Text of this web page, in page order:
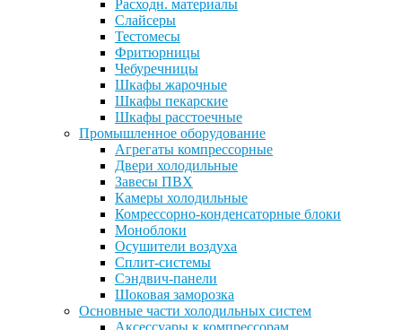
Расходн. материалы
Слайсеры
Тестомесы
Фритюрницы
Чебуречницы
Шкафы жарочные
Шкафы пекарские
Шкафы расстоечные
Промышленное оборудование
Агрегаты компрессорные
Двери холодильные
Завесы ПВХ
Камеры холодильные
Комрессорно-конденсаторные блоки
Моноблоки
Осушители воздуха
Сплит-системы
Сэндвич-панели
Шоковая заморозка
Основные части холодильных систем
Аксессуары к компрессорам